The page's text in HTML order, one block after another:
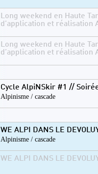
Long weekend en Haute
d’application et réalisation
Long weekend en Haute
d’application et réalisation
Cycle AlpiNSkir #1 //
Alpinisme / cascade
WE ALPI DANS LE
Alpinisme / cascade
WE ALPI DANS LE